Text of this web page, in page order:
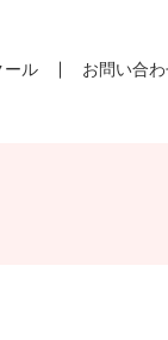
ール お問い合